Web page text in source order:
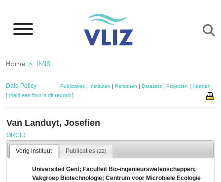
naar
inhoud
gaan
Kruimelpad
Home IMIS
Data Policy Publicaties| Instituten | Personen | Datasets| Projecten | Kaarten
[ meld een fout in dit record ]
Van Landuyt, Josefien
ORCID
Vorig instituut Publicaties(22)
Universiteit Gent; Faculteit Bio-ingenieurswetenschappen;
Vakgroep Biotechnologie; Centrum voor Microbiële Ecologie